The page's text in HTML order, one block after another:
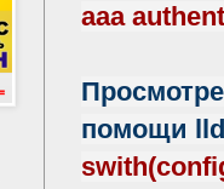
aaa
помощи